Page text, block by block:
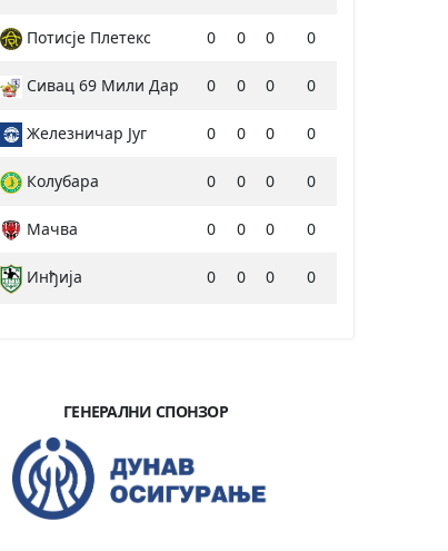
Потисје Плетекс 0 0 0 0
Сивац 69 Мили Дар 0 0 0 0
Железничар Југ 0 0 0 0
Колубара 0 0 0 0
Мачва 0 0 0 0
Инђија 0 0 0 0
ГЕНЕРАЛНИ СПОНЗОР